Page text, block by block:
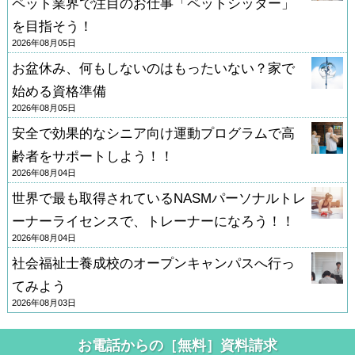
ペット業界で注目のお仕事「ペットシッター」
を目指そう！
2026年08月05日
お盆休み、何もしないのはもったいない？家で
始める資格準備
2026年08月05日
安全で効果的なシニア向け運動プログラムで高
齢者をサポートしよう！！
2026年08月04日
世界で最も取得されているNASMパーソナルトレ
ーナーライセンスで、トレーナーになろう！！
2026年08月04日
社会福祉士養成校のオープンキャンパスへ行っ
てみよう
2026年08月03日
お電話からの［無料］資料請求